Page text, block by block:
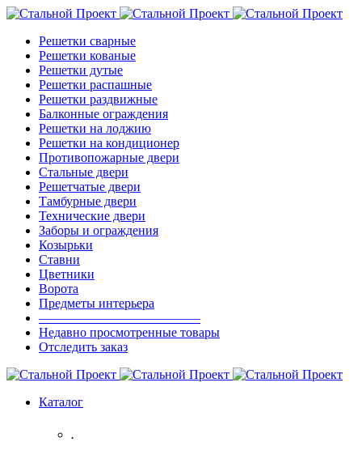
Решетки сварные
Решетки кованые
Решетки дутые
Решетки распашные
Решетки раздвижные
Балконные ограждения
Решетки на лоджию
Решетки на кондиционер
Противопожарные двери
Стальные двери
Решетчатые двери
Тамбурные двери
Технические двери
Заборы и ограждения
Козырьки
Ставни
Цветники
Ворота
Предметы интерьера
————————————–
Недавно просмотренные товары
Отследить заказ
Каталог
.